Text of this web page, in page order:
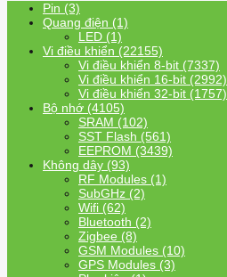
Pin (3)
Quang điện (1)
LED (1)
Vi điều khiển (22155)
Vi điều khiển 8-bit (7337)
Vi điều khiển 16-bit (2992)
Vi điều khiển 32-bit (1757)
Bộ nhớ (4105)
SRAM (102)
SST Flash (561)
EEPROM (3439)
Không dây (93)
RF Modules (1)
SubGHz (2)
Wifi (62)
Bluetooth (2)
Zigbee (8)
GSM Modules (10)
GPS Modules (3)